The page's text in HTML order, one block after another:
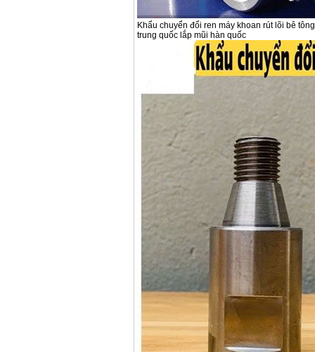
Khẩu chuyển đổi ren máy khoan rút lõi bê
trung quốc lắp mũi hàn quốc